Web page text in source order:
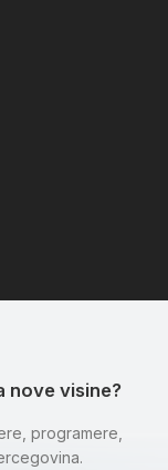
nove visine?
programere,